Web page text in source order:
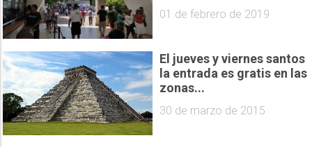
01 de febrero de 2019
El jueves y viernes santos
la entrada es gratis en las
zonas...
30 de marzo de 2015